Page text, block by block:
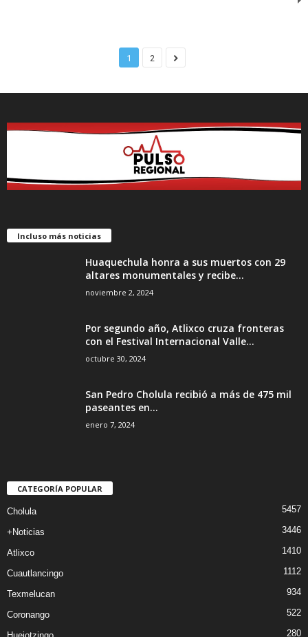
1 2
Incluso más noticias
Huaquechula honra a sus muertos con 29
altares monumentales y recibe...
noviembre 2, 2024
Por segundo año, Atlixco cruza fronteras
con el Festival Internacional Valle...
octubre 30, 2024
San Pedro Cholula recibió a más de 475 mil
paseantes en...
enero 7, 2024
CATEGORÍA POPULAR
Cholula 5457
+Noticias 3446
Atlixco 1410
Cuautlancingo 1112
Texmelucan 934
Coronango 522
280